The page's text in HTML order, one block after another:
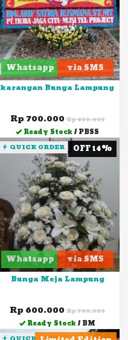
Whatsapp via SMS
karangan Bunga Lampung
Rp 700.000Rp 800.000
Ready Stock / PBSS
OFF 14%
QUICK ORDER
Whatsapp via SMS
Bunga Meja Lampung
Rp 600.000Rp 700.000
Ready Stock / BM